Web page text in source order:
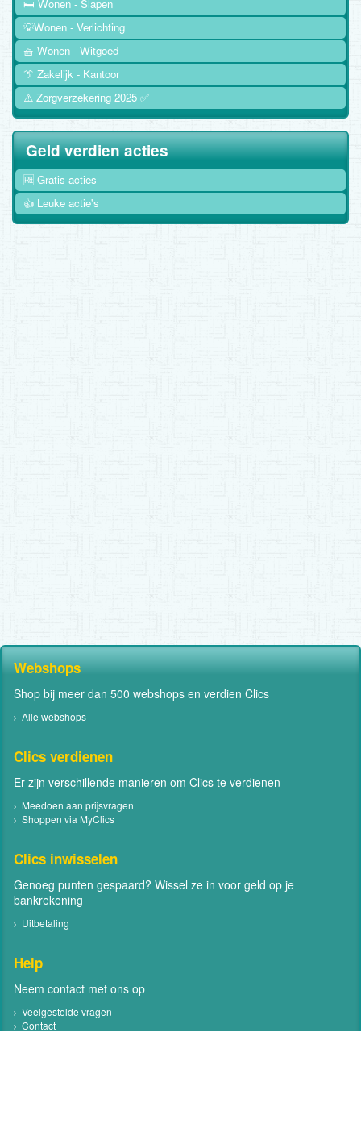
🛏️ Wonen - Slapen
💡Wonen - Verlichting
🧺 Wonen - Witgoed
👔 Zakelijk - Kantoor
⚠️ Zorgverzekering 2025 ✅
Geld verdien acties
🆓 Gratis acties
👍 Leuke actie's
Webshops
Shop bij meer dan 500 webshops en verdien Clics
Alle webshops
Clics verdienen
Er zijn verschillende manieren om Clics te verdienen
Meedoen aan prijsvragen
Shoppen via MyClics
Clics inwisselen
Genoeg punten gespaard? Wissel ze in voor geld op je
bankrekening
Uitbetaling
Help
Neem contact met ons op
Veelgestelde vragen
Contact